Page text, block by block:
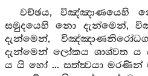
වච්ඡය, විඤ්ඤාණයෙහි
සමුදයෙහි නො දැන්මෙන්,
දැන්මෙන්,
දැන්මෙන් ලෝකය ශාශ්වත
ය යි හෝ ... සත්ත්‍වයා